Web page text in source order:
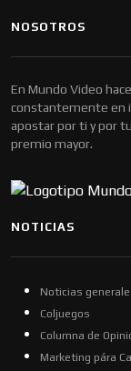
NOSOTROS
En Mundo Video
constantemente en
apostar por ti y por
premio mayor.
NOTICIAS
Noticias
Coljuegos
Columna de
Marketing pára